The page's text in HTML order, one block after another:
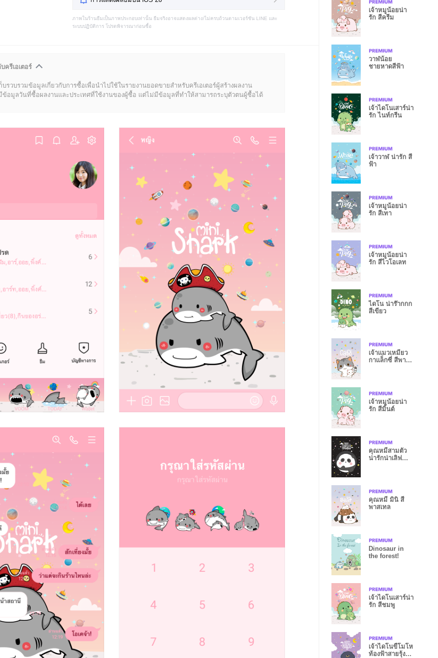
ภาพในร้านธีมเป็นภาพประกอบเท่านั้น ธีมจริงอาจแสดงผลต่าง/ไม่ครบถ้วนตามเวอร์ชัน LINE และ
ระบบปฏิบัติการ โปรดพิจารณาก่อนซื้อ
ครีเอเตอร์
บรวบรวมข้อมูลเกี่ยวกับการซื้อเพื่อนำไปใช้ในรายงานยอดขายสำหรับครีเอเตอร์ผู้สร้างผลงาน
ข้อมูลวันที่ซื้อผลงานและประเทศที่ใช้งานของผู้ซื้อ แต่ไม่มีข้อมูลที่ทำให้สามารถระบุตัวตนผู้ซื้อได้
เจ้าหมูน้อยน่า
รัก สีครีม
วาฬน้อย
ชายหาดสีฟ้า
เจ้าไดโนเสาร์น่า
รัก ไนท์กรีน
เจ้าวาฬ น่ารัก สี
ฟ้า
เจ้าหมูน้อยน่า
รัก สีเทา
เจ้าหมูน้อยน่า
รัก สีไวโอเลท
ไดโน น่าร๊ากกก
สีเขียว
เจ้าแมวเหมียว
กาแล็กซี่ สีพาส
เจ้าหมูน้อยน่า
รัก สีมิ้นต์
คุณหมีสามตัว
น่ารักน่าเลิฟ
คุณหมี มินิ สี
พาสเทล
Dinosaur in
the forest!
เจ้าไดโนเสาร์น่า
รัก สีชมพู
เจ้าไดโนขี้โมโห
ท้องฟ้าสายรุ้ง